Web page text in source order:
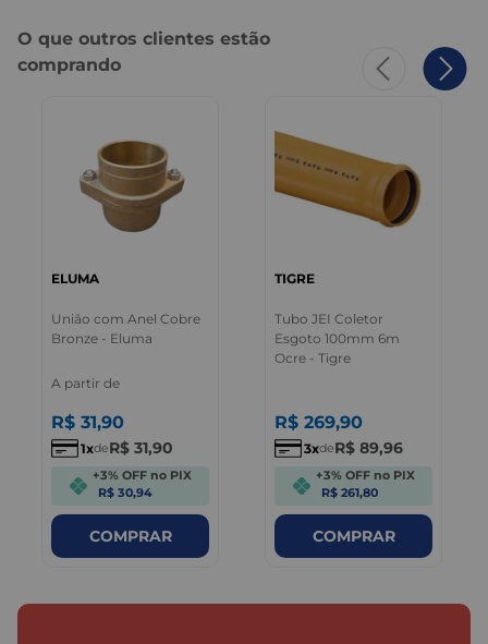
O que outros clientes estão
comprando
ELUMA
União com Anel Cobre
Bronze - Eluma
A partir de
R$ 31,90
1 deR$ 31,90
+3% OFF no PIX
R$ 30,94
COMPRAR
TIGRE
Tubo JEI Coletor
Esgoto 100mm 6m
Ocre - Tigre
R$ 269,90
3 deR$ 89,96
+3% OFF no PIX
R$ 261,80
COMPRAR